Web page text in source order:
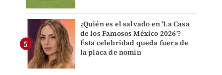
¿Quién es el salvado en 'La Casa
de los Famosos México 2026'?
Ésta celebridad queda fuera de
la placa de nomin